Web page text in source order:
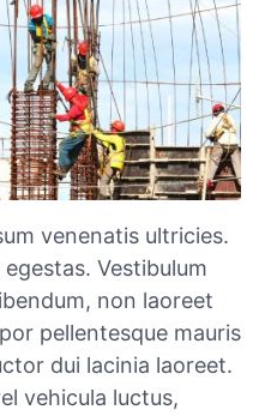
venenatis ultricies.
Vestibulum
non laoreet
pellentesque mauris
dui lacinia laoreet.
vehicula luctus,